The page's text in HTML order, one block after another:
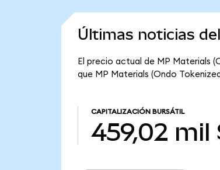
Últimas noticias
El precio actual de MP Materials
que MP Materials (Ondo
CAPITALIZACIÓN BURSÁTIL
459,02 mil